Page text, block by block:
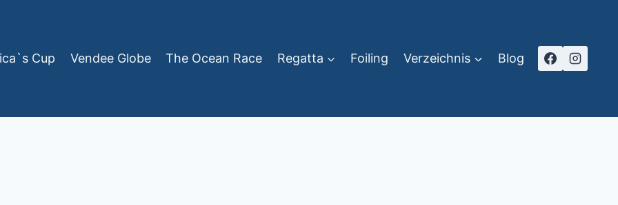
Cup Vendee Globe The Ocean Race Regatta Foiling Verzeichnis Blog